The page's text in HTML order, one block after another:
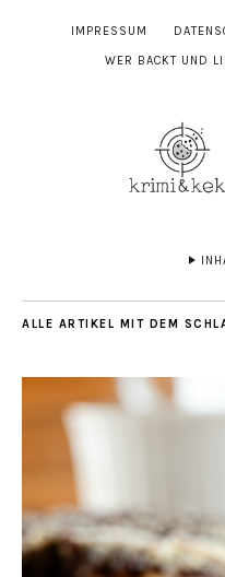
IMPRESSUM
WER BACKT UND
ALLE ARTIKEL MIT DEM